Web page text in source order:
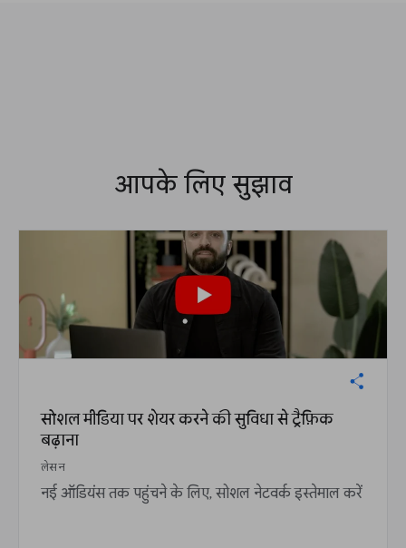
आपके लिए सुझाव
सोशल मीडिया पर शेयर करने की सुविधा से ट्रैफ़िक
बढ़ाना
लेसन
नई ऑडियंस तक पहुंचने के लिए, सोशल नेटवर्क इस्तेमाल करें